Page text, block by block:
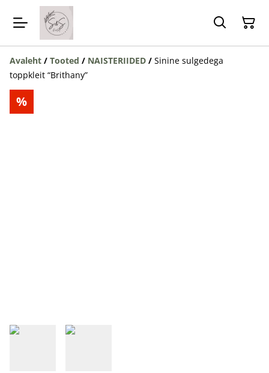
Avaleht / Tooted / NAISTERIIDED / Sinine sulgedega
toppkleit “Brithany”
%